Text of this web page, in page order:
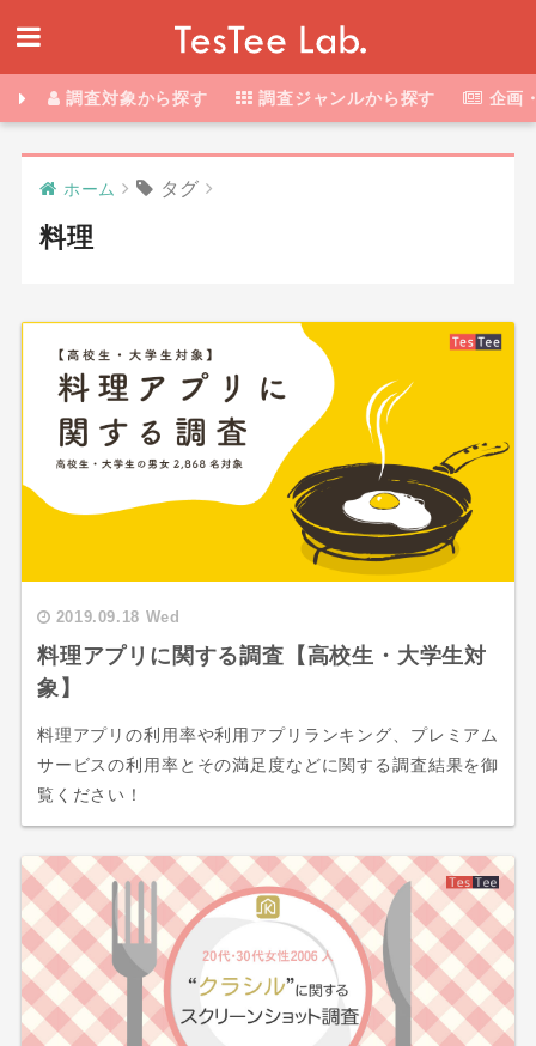
調査対象から探す 調査ジャンルから探す 企画
ホーム タグ
料理
2019.09.18 Wed
料理アプリに関する調査【高校生・大学生対
象】
料理アプリの利用率や利用アプリランキング、プレミアム
サービスの利用率とその満足度などに関する調査結果を御
覧ください！